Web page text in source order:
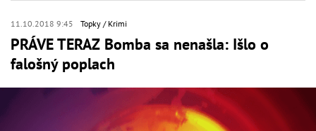
11.10.2018 9:45 Topky Krimi
PRÁVE TERAZ Bomba sa nenašla: Išlo o
falošný poplach